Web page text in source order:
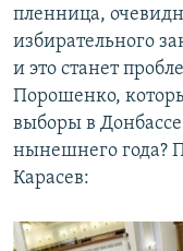
пленница,
избирательного
и это станет
Порошенко,
выборы в Донбассе
нынешнего года?
Карасев: